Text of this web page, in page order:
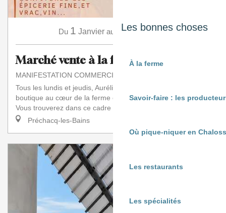
Les bonnes choses
À la ferme
Savoir-faire : les
Où pique-niquer en
Les restaurants
Les spécialités
Du 1 Janvier au 31 Décembre
Marché vente à la ferme
MANIFESTATION COMMERCIALE
Tous les lundis et jeudis, Aurélie vous accueille dans sa
boutique au cœur de la ferme en maraîchage biologique.
Vous trouverez dans ce cadre agréable...
Préchacq-les-Bains